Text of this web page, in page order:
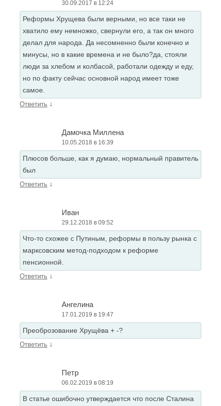
30.09.2017 в 12:24
Реформы Хрущева были верными, но все таки не
хватило ему немножко, свернули его, а так он много
делал для народа. Да несомненно были конечно и
минусы, но в какие времена и не было?да, стояли
люди за хлебом и колбасой, работали одежду и еду,
но по факту сейчас основной народ имеет тоже
самое.
Ответить ↓
Дамочка Миллена
10.05.2018 в 16:39
Плюсов больше, как я думаю, нормальный правитель
был
Ответить ↓
Иван
29.12.2018 в 09:52
Что-то схожее с Путиным, реформы в пользу рынка с
марксовским метод-подходом к реформе
пенсионной.
Ответить ↓
Ангелина
17.01.2019 в 19:47
Преоброзование Хрущёва + -?
Ответить ↓
Петр
06.02.2019 в 08:19
В статье ошибочно утверждается что после Сталина